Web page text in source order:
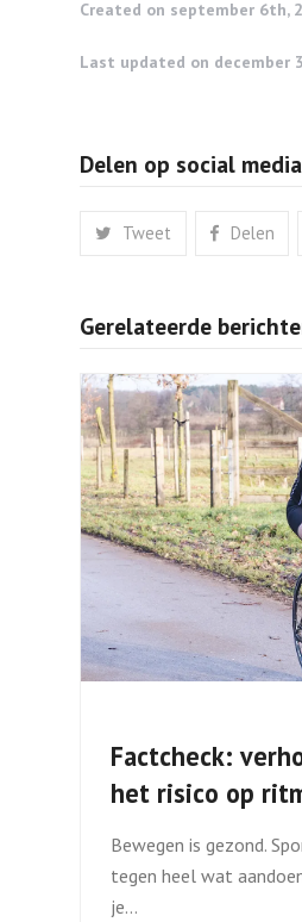
Created on september 6th,
Last updated on december
Delen op social
Tweet Delen
Gerelateerde
Factcheck:
het risico op
Bewegen is gezond.
tegen heel wat
je…